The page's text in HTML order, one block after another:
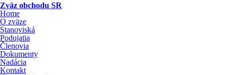
Zväz obchodu SR
Home
O zväze
Stanoviská
Podujatia
Členovia
Dokumenty
Nadácia
Kontakt